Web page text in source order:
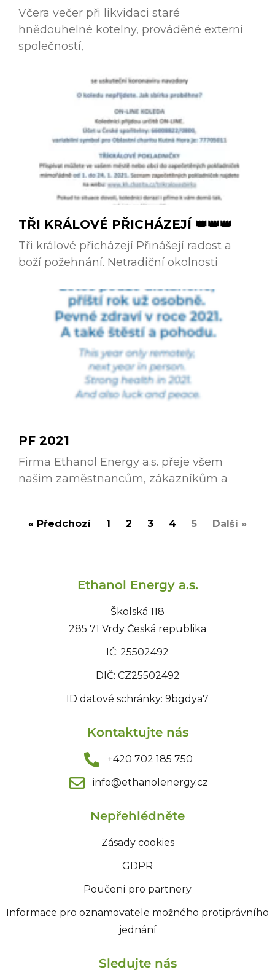
Včera večer při likvidaci staré
hnědouhelné kotelny, prováděné externí
společností,
TŘI KRÁLOVÉ PŘICHÁZEJÍ 👑👑👑
Tři králové přicházejí Přinášejí radost a
boží požehnání. Netradiční okolnosti
PF 2021
Firma Ethanol Energy a.s. přeje všem
našim zaměstnancům, zákazníkům a
« Předchozí 1 2 3 4 5 Další »
Ethanol Energy a.s.
Školská 118
285 71 Vrdy Česká republika
IČ: 25502492
DIČ: CZ25502492
ID datové schránky: 9bgdya7
Kontaktujte nás
+420 702 185 750
info@ethanolenergy.cz​
Nepřehlédněte
Zásady cookies
GDPR
Poučení pro partnery
Informace pro oznamovatele možného protiprávního
jednání
Sledujte nás